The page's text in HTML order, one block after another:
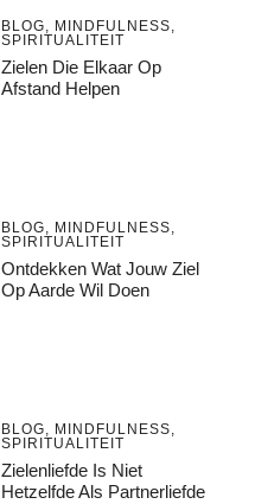
BLOG, MINDFULNESS,
SPIRITUALITEIT
Zielen Die Elkaar Op
Afstand Helpen
BLOG, MINDFULNESS,
SPIRITUALITEIT
Ontdekken Wat Jouw Ziel
Op Aarde Wil Doen
BLOG, MINDFULNESS,
SPIRITUALITEIT
Zielenliefde Is Niet
Hetzelfde Als Partnerliefde